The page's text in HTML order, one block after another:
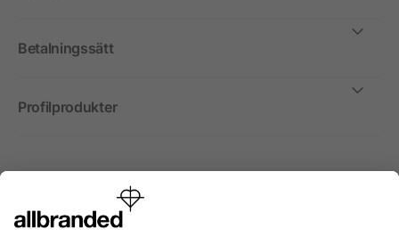
Betalningssätt
Profilprodukter
Internationellt